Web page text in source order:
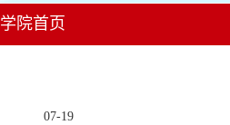
学院首页
07-19